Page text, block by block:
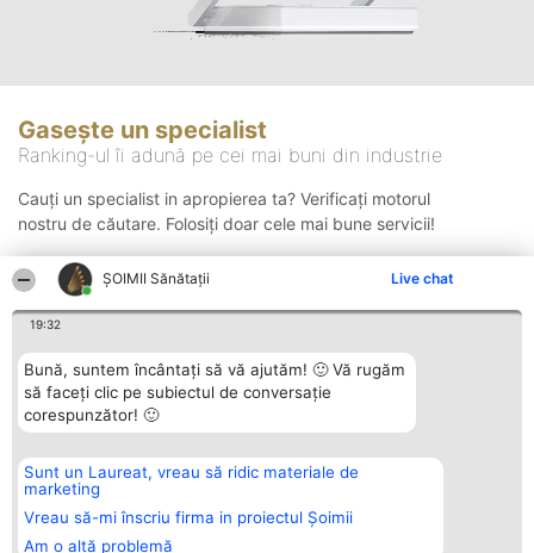
ŞOIMII Sănătații Live chat
19:32
Bună, suntem încântați să vă ajutăm! 🙂 Vă rugăm
să faceți clic pe subiectul de conversație
corespunzător! 🙂
Sunt un Laureat, vreau să ridic materiale de
marketing
Vreau să-mi înscriu firma in proiectul Șoimii
Am o altă problemă
Gasește un specialist
Ranking-ul îi adună pe cei mai buni din industrie
Cauți un specialist in apropierea ta? Verificați motorul
nostru de căutare. Folosiți doar cele mai bune servicii!
Organizator Ranking
BRIGHT SOLUTIONS BR SRL
Aleea Timisul De Sus 2 Bl. A30
Sc. A Et. 4 Ap. 13 Cod 061952
București
Plebiscyt
Lista Tuturor
Laureaților
Contact